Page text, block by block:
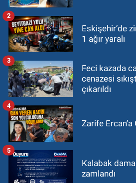
Eskişehir’de
1 ağır yaralı
2
Feci kazada
cenazesi
çıkarıldı
3
Zarife
4
Kalabak
zamlandı
5